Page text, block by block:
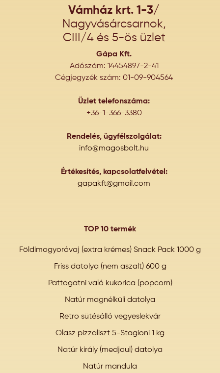
Vámház krt. 1-3/
Nagyvásárcsarnok,
CIII/4 és 5-ös üzlet
Gápa Kft.
Adószám: 14454897-2-41
Cégjegyzék szám: 01-09-904564
Üzlet telefonszáma:
+36-1-366-3380
Rendelés, ügyfélszolgálat:
info@magosbolt.hu
Értékesítés, kapcsolatfelvétel:
gapakft@gmail.com
TOP 10 termék
Földimogyoróvaj (extra krémes) Snack Pack 1000 g
Friss datolya (nem aszalt) 600 g
Pattogatni való kukorica (popcorn)
Natúr magnélküli datolya
Retro sütésálló vegyeslekvár
Olasz pizzaliszt 5-Stagioni 1 kg
Natúr király (medjoul) datolya
Natúr mandula